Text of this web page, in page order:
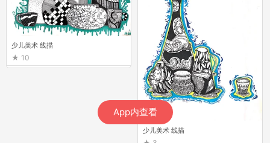
App内查看
少儿美术 线描
10
少儿美术 线描